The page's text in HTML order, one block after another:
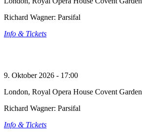
Richard Wagner: Parsifal
Info & Tickets
9. Oktober 2026 - 17:00
London, Royal Opera House Covent Garden
Richard Wagner: Parsifal
Info & Tickets